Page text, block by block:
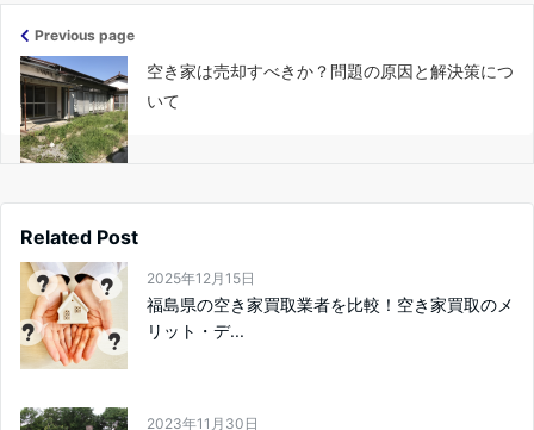
Previous page
空き家は売却すべきか？問題の原因と解決策につ
いて
Related Post
2025年12月15日
福島県の空き家買取業者を比較！空き家買取のメ
リット・デ...
2023年11月30日